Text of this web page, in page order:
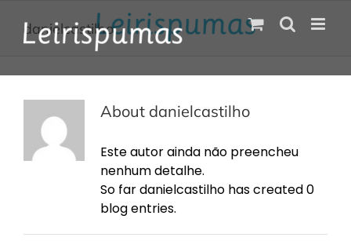
content
danielcastilho
About danielcastilho
Este autor ainda não preencheu
nenhum detalhe.
So far danielcastilho has created 0
blog entries.